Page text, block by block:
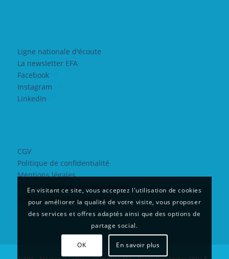
Ligne nationale d'écoute
La newsletter EFA
Facebook
Instagram
LinkedIn
CGV
Politique de confidentialité
Mentions légales
Contrat Engagement Républicain
©2022 EFA Web design Yeti
En visitant ce site, vous acceptez l'utilisation de cookies
pour améliorer la qualité de votre visite, vous proposer
des services et offres adaptés ainsi que des options de
partage social.
OK En savoir plus